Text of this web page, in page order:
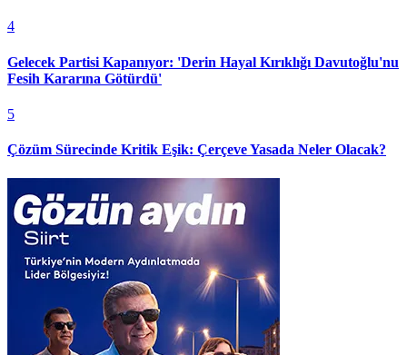
4
Gelecek Partisi Kapanıyor: 'Derin Hayal Kırıklığı Davutoğlu'nu
Fesih Kararına Götürdü'
5
Çözüm Sürecinde Kritik Eşik: Çerçeve Yasada Neler Olacak?